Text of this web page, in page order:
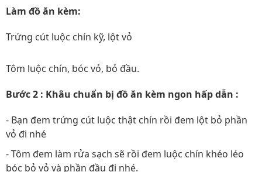
Làm đồ ăn kèm:
Trứng cút luộc chín kỹ, lột vỏ
Tôm luộc chín, bóc vỏ, bỏ đầu.
Bước 2 : Khâu chuẩn bị đồ ăn kèm ngon hấp dẫn :
- Bạn đem trứng cút luộc thật chín rồi đem lột bỏ phần
vỏ đi nhé
- Tôm đem làm rửa sạch sẽ rồi đem luộc chín khéo léo
bóc bỏ vỏ và phần đầu đi nhé.